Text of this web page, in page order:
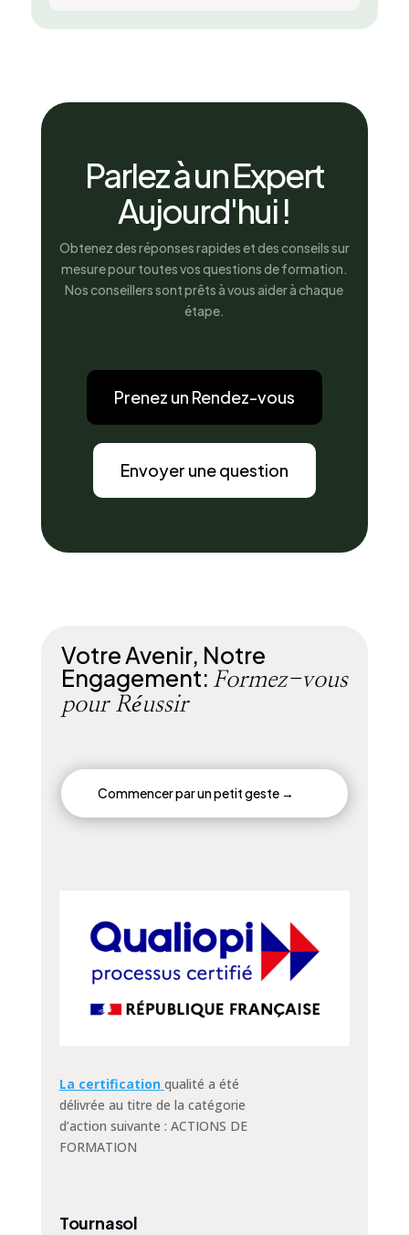
Parlez à un Expert
Aujourd'hui !
Obtenez des réponses rapides et des conseils sur
mesure pour toutes vos questions de formation.
Nos conseillers sont prêts à vous aider à chaque
étape.
Prenez un Rendez-vous
Envoyer une question
Votre Avenir, Notre
Engagement: Formez-vous
pour Réussir
Commencer par un petit geste →
La certification qualité a été
délivrée au titre de la catégorie
d’action suivante : ACTIONS DE
FORMATION
Tournasol